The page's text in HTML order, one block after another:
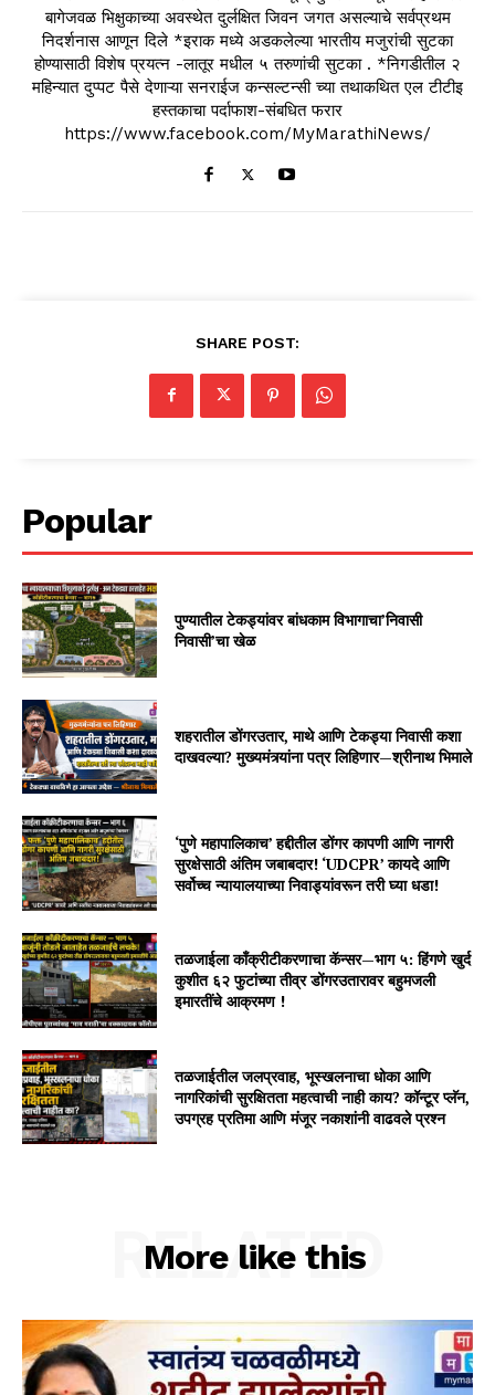
बागेजवळ भिक्षुकाच्या अवस्थेत दुर्लक्षित जिवन जगत असल्याचे सर्वप्रथम
निदर्शनास आणून दिले *इराक मध्ये अडकलेल्या भारतीय मजुरांची सुटका
होण्यासाठी विशेष प्रयत्न -लातूर मधील ५ तरुणांची सुटका . *निगडीतील २
महिन्यात दुप्पट पैसे देणाऱ्या सनराईज कन्सल्टन्सी च्या तथाकथित एल टीटीइ
हस्तकाचा पर्दाफाश-संबधित फरार
https://www.facebook.com/MyMarathiNews/
SHARE POST:
Popular
पुण्यातील टेकड्यांवर बांधकाम विभागाचा’निवासी
निवासी’चा खेळ
शहरातील डोंगरउतार, माथे आणि टेकड्या निवासी कशा
दाखवल्या? मुख्यमंत्र्यांना पत्र लिहिणार—श्रीनाथ भिमाले
‘पुणे महापालिकाच’ हद्दीतील डोंगर कापणी आणि नागरी
सुरक्षेसाठी अंतिम जबाबदार! ‘UDCPR’ कायदे आणि
सर्वोच्च न्यायालयाच्या निवाड्यांवरून तरी घ्या धडा!
तळजाईला काँक्रीटीकरणाचा कॅन्सर—भाग ५: हिंगणे खुर्द
कुशीत ६२ फुटांच्या तीव्र डोंगरउतारावर बहुमजली
इमारतींचे आक्रमण !
तळजाईतील जलप्रवाह, भूस्खलनाचा धोका आणि
नागरिकांची सुरक्षितता महत्वाची नाही काय? कॉन्टूर प्लॅन,
उपग्रह प्रतिमा आणि मंजूर नकाशांनी वाढवले प्रश्न
More like this
RELATED